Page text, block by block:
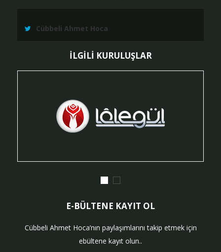
Cübbeli Ahmet Hoca
İLGİLİ KURULUŞLAR
E-BÜLTENE KAYIT OL
Cübbeli Ahmet Hoca’nın paylaşımlarını takip etmek için
ebültene kayıt olun..